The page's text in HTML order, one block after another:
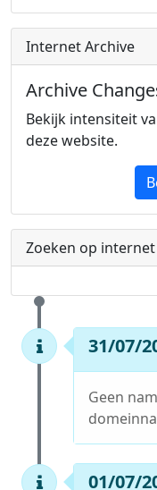
Internet Archive
Archive
Bekijk intensiteit
deze website.
Zoeken op internet
31/07/
Geen
01/07/